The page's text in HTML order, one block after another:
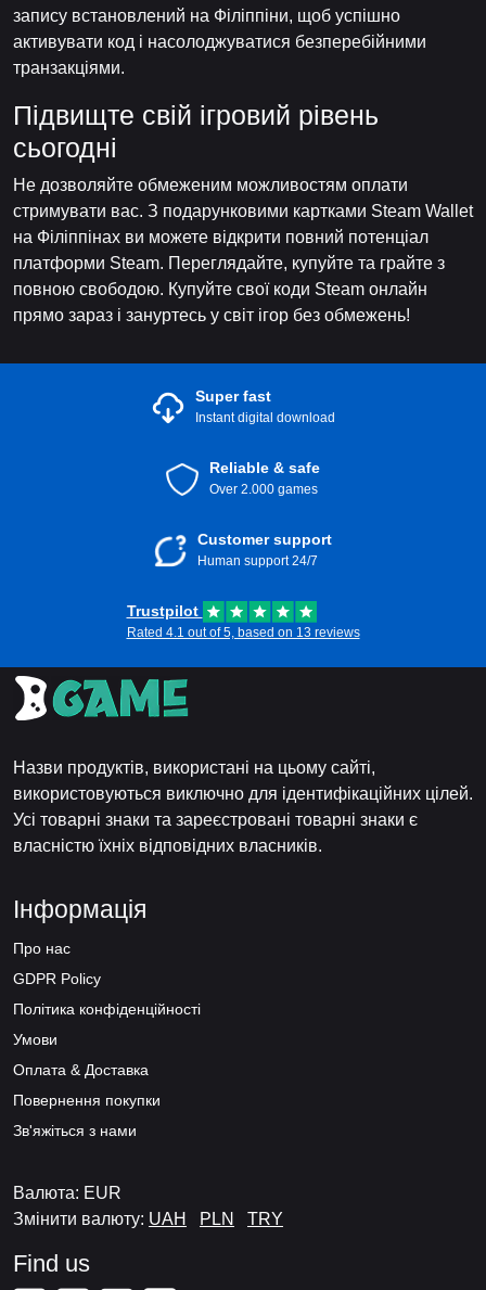
запису встановлений на Філіппіни, щоб успішно
активувати код і насолоджуватися безперебійними
транзакціями.
Підвищте свій ігровий рівень
сьогодні
Не дозволяйте обмеженим можливостям оплати
стримувати вас. З подарунковими картками Steam Wallet
на Філіппінах ви можете відкрити повний потенціал
платформи Steam. Переглядайте, купуйте та грайте з
повною свободою. Купуйте свої коди Steam онлайн
прямо зараз і зануртесь у світ ігор без обмежень!
Super fast
Instant digital download
Reliable & safe
Over 2.000 games
Customer support
Human support 24/7
Trustpilot
Rated 4.1 out of 5, based on 13 reviews
Назви продуктів, використані на цьому сайті,
використовуються виключно для ідентифікаційних цілей.
Усі товарні знаки та зареєстровані товарні знаки є
власністю їхніх відповідних власників.
Інформація
Про нас
GDPR Policy
Політика конфіденційності
Умови
Оплата & Доставка
Повернення покупки
Зв'яжіться з нами
Валюта: EUR
Змінити валюту: UAH PLN TRY
Find us